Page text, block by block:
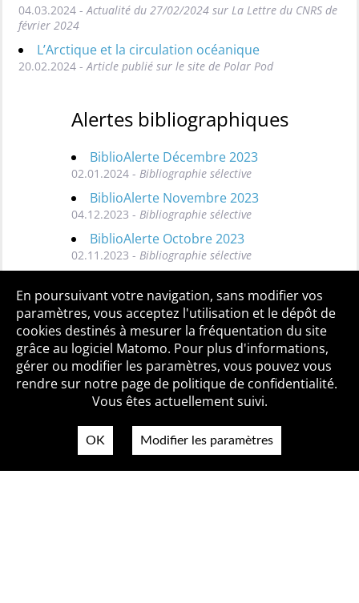
04.03.2024 - Actualité du 27/02/2024 sur La Lettre du CNRS de
février 2024
L’Arctique et la circulation océanique
20.02.2024 - Article publié sur le site de Polar Pod
Alertes bibliographiques
BiblioAlerte Décembre 2023
02.01.2024 - Bibliographie sélective
BiblioAlerte Novembre 2023
04.12.2023 - Bibliographie sélective
BiblioAlerte Octobre 2023
02.11.2023 - Bibliographie sélective
Toutes les BiblioAlertes
Qui sommes-nous ? Mentions légales
Accessibilité
Politique de confidentialité
Contact
En poursuivant votre navigation, sans modifier vos
paramètres, vous acceptez l'utilisation et le dépôt de
cookies destinés à mesurer la fréquentation du site
grâce au logiciel Matomo. Pour plus d'informations,
gérer ou modifier les paramètres, vous pouvez vous
rendre sur notre page de politique de confidentialité.
Vous êtes actuellement suivi.
OK Modifier les paramètres